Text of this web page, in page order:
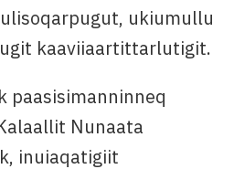
ukiumullu
kaaviiaartittarlutigit.
paasisimanninneq
Nunaata
inuiaqatigiit